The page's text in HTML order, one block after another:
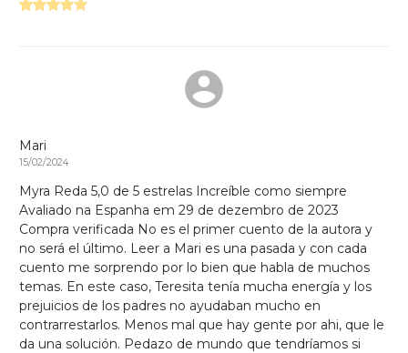
Mari
15/02/2024
Myra Reda 5,0 de 5 estrelas Increíble como siempre
Avaliado na Espanha em 29 de dezembro de 2023
Compra verificada No es el primer cuento de la autora y
no será el último. Leer a Mari es una pasada y con cada
cuento me sorprendo por lo bien que habla de muchos
temas. En este caso, Teresita tenía mucha energía y los
prejuicios de los padres no ayudaban mucho en
contrarrestarlos. Menos mal que hay gente por ahi, que le
da una solución. Pedazo de mundo que tendríamos si